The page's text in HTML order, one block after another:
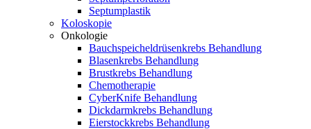
Septumplastik
Koloskopie
Onkologie
Bauchspeicheldrüsenkrebs Behandlung
Blasenkrebs Behandlung
Brustkrebs Behandlung
Chemotherapie
CyberKnife Behandlung
Dickdarmkrebs Behandlung
Eierstockkrebs Behandlung